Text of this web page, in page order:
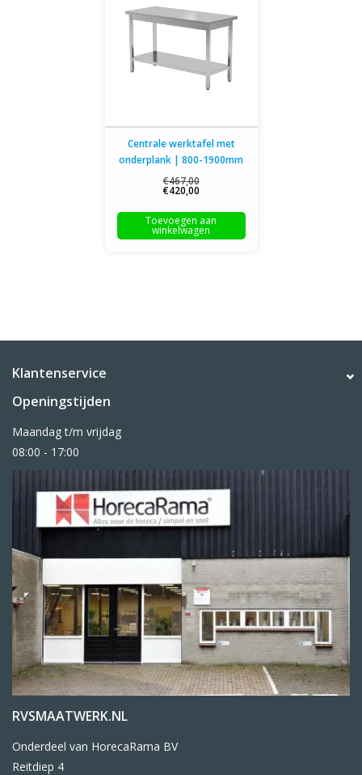
Centrale werktafel met
onderplank | 800-1900mm
breed | 700 of 800mm diep
€467,00
€420,00
Toevoegen aan
winkelwagen
Klantenservice
Openingstijden
Maandag t/m vrijdag
08:00 - 17:00
RVSMAATWERK.NL
Onderdeel van HorecaRama BV
Reitdiep 4